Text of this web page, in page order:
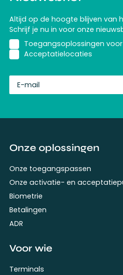
Altijd op de hoogte blijven van
Schrijf je nu in voor onze
Toegangsoplossingen
Acceptatielocaties
Onze oplossingen
Onze toegangspassen
Onze activatie- en
Biometrie
Betalingen
ADR
Voor wie
Terminals